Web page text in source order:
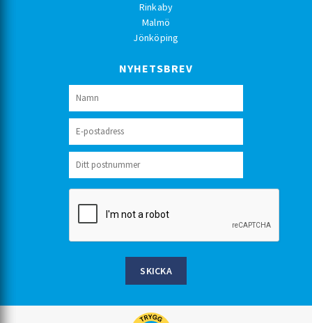
Rinkaby
Malmö
Jönköping
NYHETSBREV
SKICKA